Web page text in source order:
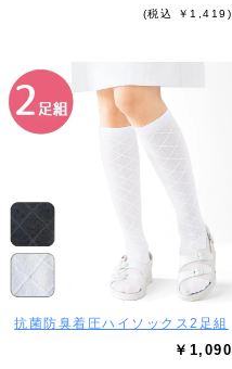
(税込 ￥1,419)
抗菌防臭着圧ハイソックス2足組
￥1,090